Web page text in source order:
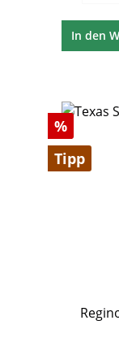
In den
Rabatt
%
Tipp